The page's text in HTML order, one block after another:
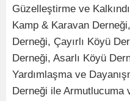
Güzelleştirme ve
Kamp & Karavan
Derneği, Çayırlı Köyü
Derneği, Asarlı Köyü
Yardımlaşma ve
Derneği ile